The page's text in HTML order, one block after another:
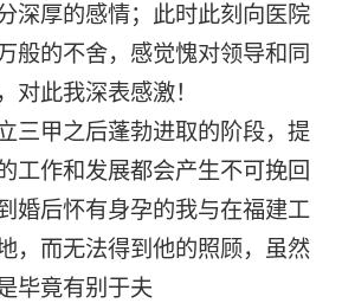
深厚的感情；此时此刻向医院
般的不舍，感觉愧对领导和同
对此我深表感激！
三甲之后蓬勃进取的阶段，提
工作和发展都会产生不可挽回
婚后怀有身孕的我与在福建工
，而无法得到他的照顾，虽然
毕竟有别于夫